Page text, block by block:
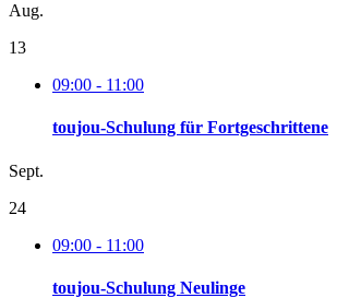
Aug.
13
09:00 - 11:00
toujou-Schulung für Fortgeschrittene
Sept.
24
09:00 - 11:00
toujou-Schulung Neulinge